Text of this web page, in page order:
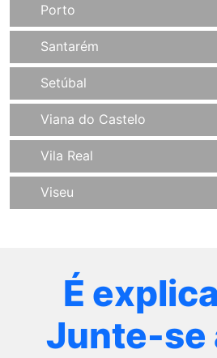
Porto
Santarém
Setúbal
Viana do Castelo
Vila Real
Viseu
É
Junte-se